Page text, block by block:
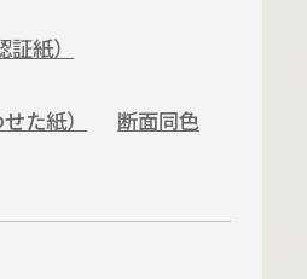
紙）
た紙）
断面同色